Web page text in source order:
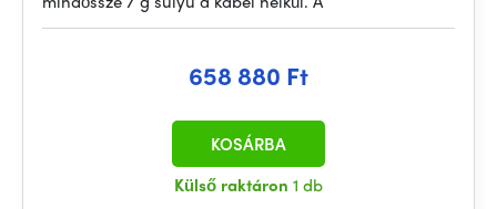
658 880 Ft
Külső raktáron 1 db
KOSÁRBA